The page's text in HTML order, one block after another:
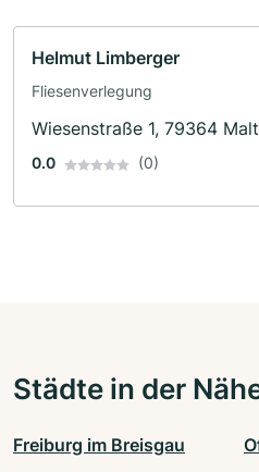
Helmut Limberger
Fliesenverlegung
Wiesenstraße 1, 79364
0.0 (0)
Städte in der
Freiburg im Breisgau